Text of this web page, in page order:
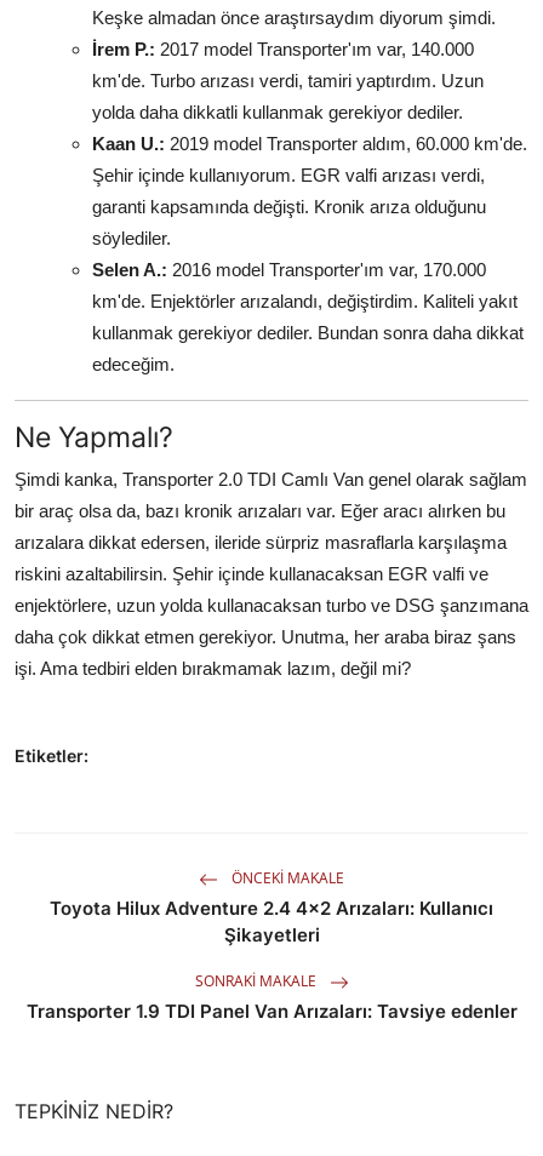
Keşke almadan önce araştırsaydım diyorum şimdi.
İrem P.: 2017 model Transporter'ım var, 140.000
km'de. Turbo arızası verdi, tamiri yaptırdım. Uzun
yolda daha dikkatli kullanmak gerekiyor dediler.
Kaan U.: 2019 model Transporter aldım, 60.000 km'de.
Şehir içinde kullanıyorum. EGR valfi arızası verdi,
garanti kapsamında değişti. Kronik arıza olduğunu
söylediler.
Selen A.: 2016 model Transporter'ım var, 170.000
km'de. Enjektörler arızalandı, değiştirdim. Kaliteli yakıt
kullanmak gerekiyor dediler. Bundan sonra daha dikkat
edeceğim.
Ne Yapmalı?
Şimdi kanka, Transporter 2.0 TDI Camlı Van genel olarak sağlam
bir araç olsa da, bazı kronik arızaları var. Eğer aracı alırken bu
arızalara dikkat edersen, ileride sürpriz masraflarla karşılaşma
riskini azaltabilirsin. Şehir içinde kullanacaksan EGR valfi ve
enjektörlere, uzun yolda kullanacaksan turbo ve DSG şanzımana
daha çok dikkat etmen gerekiyor. Unutma, her araba biraz şans
işi. Ama tedbiri elden bırakmamak lazım, değil mi?
Etiketler:
ÖNCEKI MAKALE
Toyota Hilux Adventure 2.4 4x2 Arızaları: Kullanıcı
Şikayetleri
SONRAKI MAKALE
Transporter 1.9 TDI Panel Van Arızaları: Tavsiye edenler
TEPKINIZ NEDIR?